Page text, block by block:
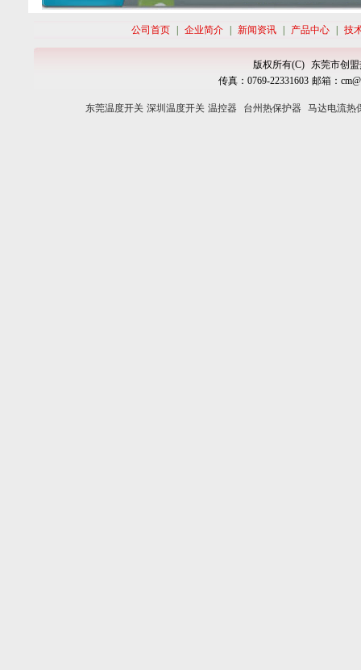
公司首页 企业简介 新闻资讯 产品中心 技
版权所有(C) 东莞市创
传真： 0769-22331603 邮箱：
东莞温度开关 深圳温度开关 温控器 台州热保护器 马达电流热